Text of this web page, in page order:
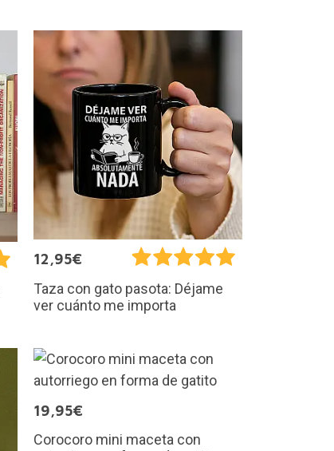
12,95€
Taza con gato pasota: Déjame
ver cuánto me importa
19,95€
Corocoro mini maceta con